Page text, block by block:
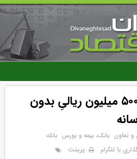
رفتن
محتوای
اصلی
اعطای تسهیلات ۵۰۰ میلیون ریالیِ بدون
و تعاون بانک، بیمه و بورس بانك
با تلگرام پرینت